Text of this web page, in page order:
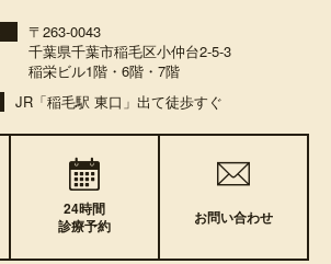
〒263-0043
千葉県千葉市稲毛区小仲台2-5-3
稲栄ビル1階・6階・7階
JR「稲毛駅 東口」出て徒歩すぐ
24時間
診療予約
お問い合わせ